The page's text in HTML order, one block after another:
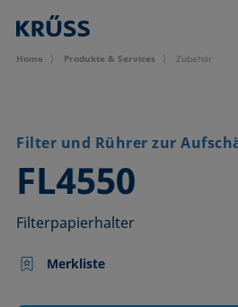
Home Produkte & Services Zubehör
Filter und Rührer zur
FL4550
–
Filterpapierhalter
Merkliste